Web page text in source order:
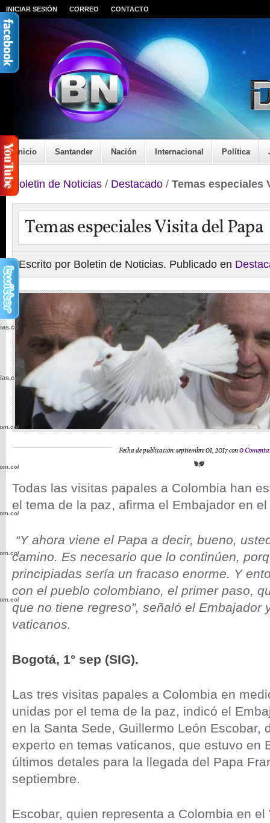
INICIAR SESIÓN CORREO CONTACTO
Inicio Santander Nación Internacional Política
Boletin de Noticias / Destacado / Temas especiales
Temas especiales Visita del Papa
Escrito por Boletin de Noticias. Publicado en
Fecha de publicación: septiembre 01, 2017 con0
Todas las visitas papales a Colombia han
el tema de la paz, afirma el Embajador en el
“Y ahora viene el Papa a decir, bueno,
camino. Es necesario que lo continúen,
principiadas sería un fracaso enorme. Y
con el pueblo colombiano, el primer paso,
que no tiene regreso”, señaló el Embajador
vaticanos.
Bogotá, 1° sep (SIG).
Las tres visitas papales a Colombia en
unidas por el tema de la paz, indicó el
en la Santa Sede, Guillermo León Escobar,
experto en temas vaticanos, que estuvo en
últimos detales para la llegada del Papa
septiembre.
Escobar, quien representa a Colombia en el
wp-
wp-
wp-
wp-
wp-
wp-
wp-
wp-